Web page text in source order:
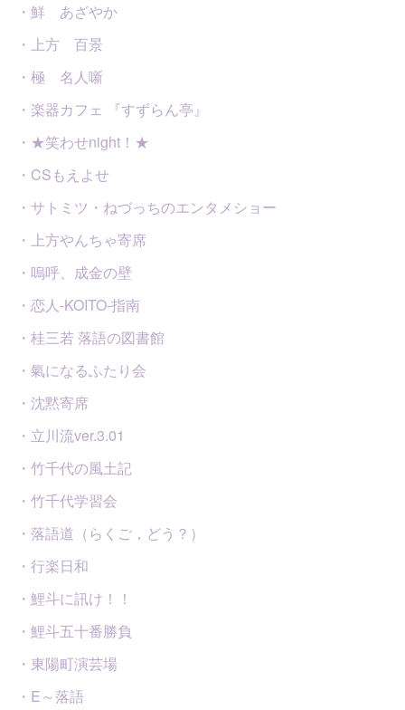
・鮮 あざやか
・上方 百景
・極 名人噺
・楽器カフェ 『すずらん亭』
・★笑わせnight！★
・CSもえよせ
・サトミツ・ねづっちのエンタメショー
・上方やんちゃ寄席
・嗚呼、成金の壁
・恋人-KOITO-指南
・桂三若 落語の図書館
・氣になるふたり会
・沈黙寄席
・立川流ver.3.01
・竹千代の風土記
・竹千代学習会
・落語道（らくご，どう？）
・行楽日和
・鯉斗に訊け！！
・鯉斗五十番勝負
・東陽町演芸場
・E～落語